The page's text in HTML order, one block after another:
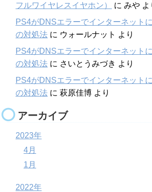
フルワイヤレスイヤホン）
に みや よ
PS4がDNSエラーでインターネット
の対処法 に ウォールナット より
PS4がDNSエラーでインターネット
の対処法 に さいとうみづき より
PS4がDNSエラーでインターネット
の対処法 に 萩原佳博 より
アーカイブ
2023年
4月
1月
2022年